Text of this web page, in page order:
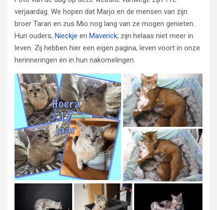
verjaardag. We hopen dat Marjo en de mensen van zijn
broer Taran en zus Mio nog lang van ze mogen genieten.
Hun ouders, Nieckje en Maverick, zijn helaas niet meer in
leven. Zij hebben hier een eigen pagina, leven voort in onze
herinneringen én in hun nakomelingen.